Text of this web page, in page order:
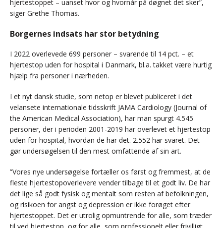
hjertestoppet – uanset hvor og hvornår på døgnet det sker”,
siger Grethe Thomas.
Borgernes indsats har stor betydning
I 2022 overlevede 699 personer – svarende til 14 pct. – et
hjertestop uden for hospital i Danmark, bl.a. takket være hurtig
hjælp fra personer i nærheden.
I et nyt dansk studie, som netop er blevet publiceret i det
velansete internationale tidsskrift JAMA Cardiology (Journal of
the American Medical Association), har man spurgt 4.545
personer, der i perioden 2001-2019 har overlevet et hjertestop
uden for hospital, hvordan de har det. 2.552 har svaret. Det
gør undersøgelsen til den mest omfattende af sin art.
”Vores nye undersøgelse fortæller os først og fremmest, at de
fleste hjertestopoverlevere vender tilbage til et godt liv. De har
det lige så godt fysisk og mentalt som resten af befolkningen,
og risikoen for angst og depression er ikke forøget efter
hjertestoppet. Det er utrolig opmuntrende for alle, som træder